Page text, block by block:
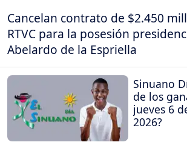
Cancelan contrato de $2.450
RTVC para la posesión
Abelardo de la Espriella
Sinuano
de los
jueves 6
2026?